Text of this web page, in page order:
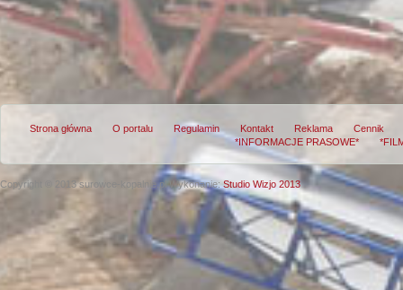
Strona główna O portalu Regulamin Kontakt Reklama
Cennik
*INFORMACJE PRASOWE*
Copyright © 2013 surowce-kopalnie.plWykonanie:Studio Wizjo 2013